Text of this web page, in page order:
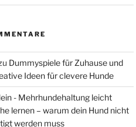
Dummyspiele für Zuhause und
Ideen für clevere Hunde
- Mehrhundehaltung leicht
lernen – warum dein Hund nicht
werden muss